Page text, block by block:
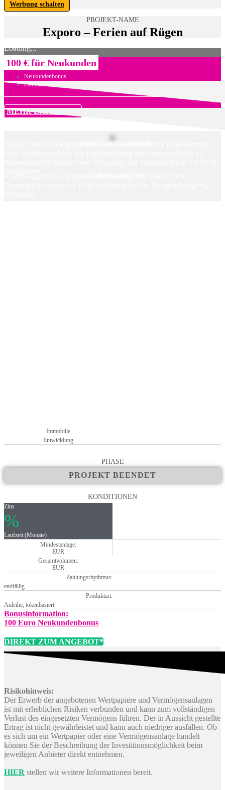
Werbung schalten
PROJEKT-NAME
Exporo – Ferien auf Rügen
Loading...
100 € für Neukunden
Neukundenbonus
Cashback
MEHR ERFAHREN
INVESTITIONS-FOKUS
Ankauf des Projektgrundstücks und anschließende Projektierung
Immobilie
Entwicklung
PHASE
PROJEKT BEENDET
KONDITIONEN
Zins
%
Laufzeit (Monate)
Mindestanlage:
EUR
Gesamtvolumen:
EUR
Zahlungsrhythmus:
endfällig
Produktart:
Anleihe, tokenbasiert
Bonusinformation:
100 Euro Neukundenbonus
DIREKT ZUM ANGEBOT*
Risikohinweis:
Der Erwerb der angebotenen Wertpapiere und Vermögensanlagen
ist mit erheblichen Risiken verbunden und kann zum vollständigen
Verlust des eingesetzten Vermögens führen. Der in Aussicht gestellte
Ertrag ist nicht gewährleistet und kann auch niedriger ausfallen. Ob
es sich um ein Wertpapier oder eine Vermögensanlage handelt
können Sie der Beschreibung der Investitionsmöglichkeit beim
jeweiligen Anbieter direkt entnehmen.
HIER stellen wir weitere Informationen bereit.